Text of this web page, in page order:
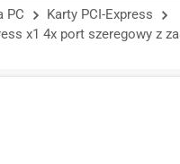
sklepie…
PC
Karty PCI-Express
x1 4x port szeregowy z